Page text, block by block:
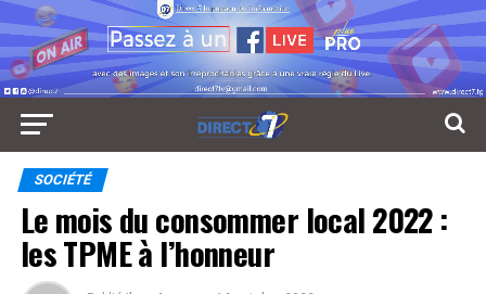
SOCIÉTÉ
Le mois du consommer local 2022 :
les TPME à l’honneur